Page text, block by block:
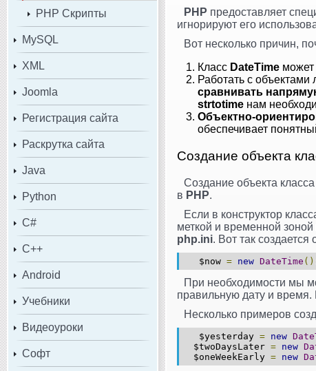
PHP Скрипты
MySQL
XML
Joomla
Регистрация сайта
Раскрутка сайта
Java
Python
C#
C++
Android
Учебники
Видеоуроки
Софт
PHP предоставляет
игнорируют его
Вот несколько причин,
Класс DateTime
Работать с
сравнивать
strtotimе нам
Объектно-
обеспечивает
Создание объекта
Создание объекта класса
в PHP.
Если в конструктор
меткой и временной
php.ini. Вот так создается
$now = new DateTime
При необходимости мы
правильную дату и время.
Несколько примеров
$yesterday = new
$twoDaysLater = new
$oneWeekEarly = new